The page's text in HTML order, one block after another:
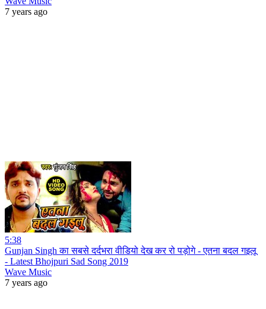
7 years ago
5:38
Gunjan Singh का सबसे दर्दभरा वीडियो देख कर रो पड़ोगे - एतना बदल गइलू
- Latest Bhojpuri Sad Song 2019
Wave Music
7 years ago